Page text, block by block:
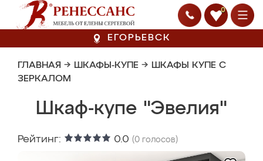
0
ЕГОРЬЕВСК
ГЛАВНАЯ → ШКАФЫ-КУПЕ → ШКАФЫ КУПЕ С
ЗЕРКАЛОМ
Шкаф-купе "Эвелия"
Рейтинг: 0.0 (0 голосов)